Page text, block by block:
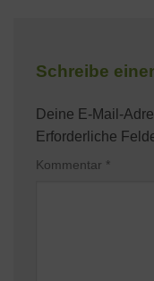
Schreibe
Deine E-Mail-
Erforderliche
Kommentar *